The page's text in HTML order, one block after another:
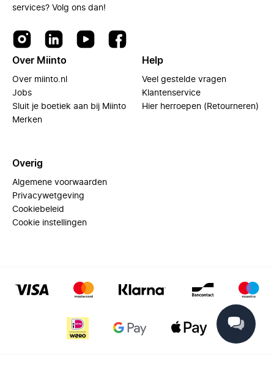
services? Volg ons dan!
Over Miinto
Over miinto.nl
Jobs
Sluit je boetiek aan bij Miinto
Merken
Help
Veel gestelde vragen
Klantenservice
Hier herroepen (Retourneren)
Overig
Algemene voorwaarden
Privacywetgeving
Cookiebeleid
Cookie instellingen